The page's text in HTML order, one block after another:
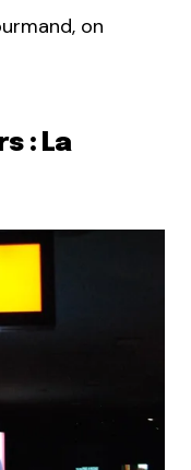
on
: La